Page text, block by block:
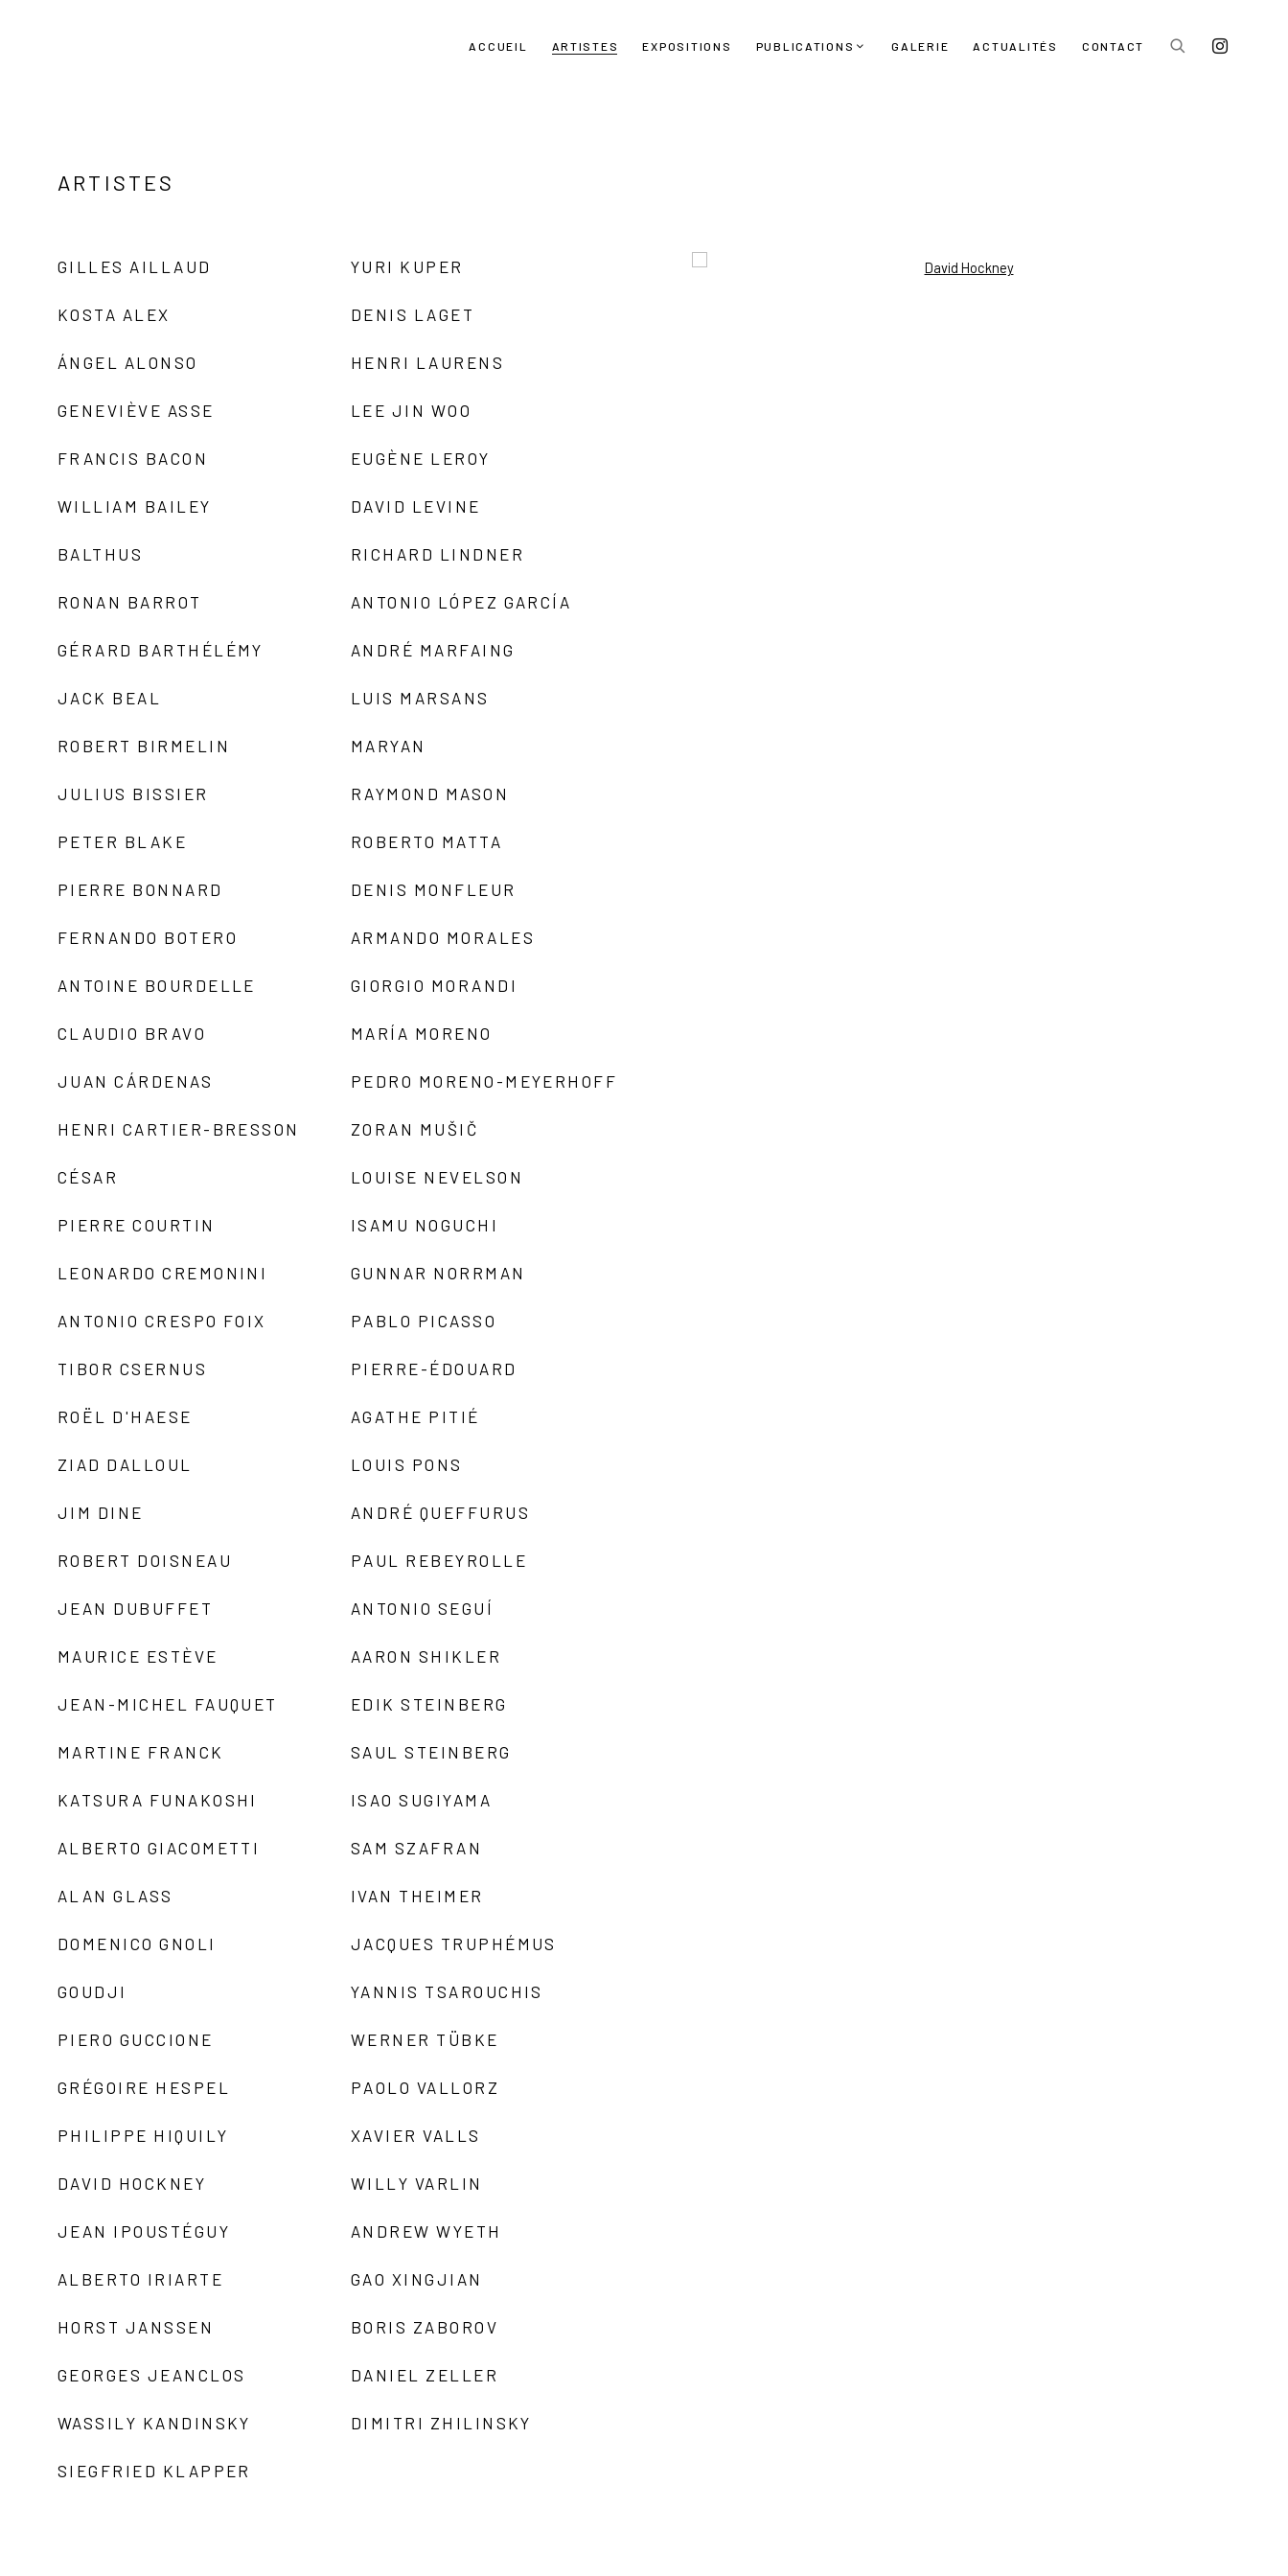
ACCUEIL ARTISTES EXPOSITIONS PUBLICATIONS GALERIE ACTUALITÉS CONTACT
ARTISTES
GILLES AILLAUD
KOSTA ALEX
ÁNGEL ALONSO
GENEVIÈVE ASSE
FRANCIS BACON
WILLIAM BAILEY
BALTHUS
RONAN BARROT
GÉRARD BARTHÉLÉMY
JACK BEAL
ROBERT BIRMELIN
JULIUS BISSIER
PETER BLAKE
PIERRE BONNARD
FERNANDO BOTERO
ANTOINE BOURDELLE
CLAUDIO BRAVO
JUAN CÁRDENAS
HENRI CARTIER-BRESSON
CÉSAR
PIERRE COURTIN
LEONARDO CREMONINI
ANTONIO CRESPO FOIX
TIBOR CSERNUS
ROËL D'HAESE
ZIAD DALLOUL
JIM DINE
ROBERT DOISNEAU
JEAN DUBUFFET
MAURICE ESTÈVE
JEAN-MICHEL FAUQUET
MARTINE FRANCK
KATSURA FUNAKOSHI
ALBERTO GIACOMETTI
ALAN GLASS
DOMENICO GNOLI
GOUDJI
PIERO GUCCIONE
GRÉGOIRE HESPEL
PHILIPPE HIQUILY
DAVID HOCKNEY
JEAN IPOUSTÉGUY
ALBERTO IRIARTE
HORST JANSSEN
GEORGES JEANCLOS
WASSILY KANDINSKY
SIEGFRIED KLAPPER
YURI KUPER
DENIS LAGET
HENRI LAURENS
LEE JIN WOO
EUGÈNE LEROY
DAVID LEVINE
RICHARD LINDNER
ANTONIO LÓPEZ GARCÍA
ANDRÉ MARFAING
LUIS MARSANS
MARYAN
RAYMOND MASON
ROBERTO MATTA
DENIS MONFLEUR
ARMANDO MORALES
GIORGIO MORANDI
MARÍA MORENO
PEDRO MORENO-MEYERHOFF
ZORAN MUŠIČ
LOUISE NEVELSON
ISAMU NOGUCHI
GUNNAR NORRMAN
PABLO PICASSO
PIERRE-ÉDOUARD
AGATHE PITIÉ
LOUIS PONS
ANDRÉ QUEFFURUS
PAUL REBEYROLLE
ANTONIO SEGUÍ
AARON SHIKLER
EDIK STEINBERG
SAUL STEINBERG
ISAO SUGIYAMA
SAM SZAFRAN
IVAN THEIMER
JACQUES TRUPHÉMUS
YANNIS TSAROUCHIS
WERNER TÜBKE
PAOLO VALLORZ
XAVIER VALLS
WILLY VARLIN
ANDREW WYETH
GAO XINGJIAN
BORIS ZABOROV
DANIEL ZELLER
DIMITRI ZHILINSKY